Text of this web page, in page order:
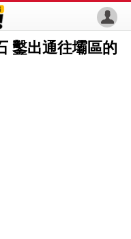
鑿出通往壩區的